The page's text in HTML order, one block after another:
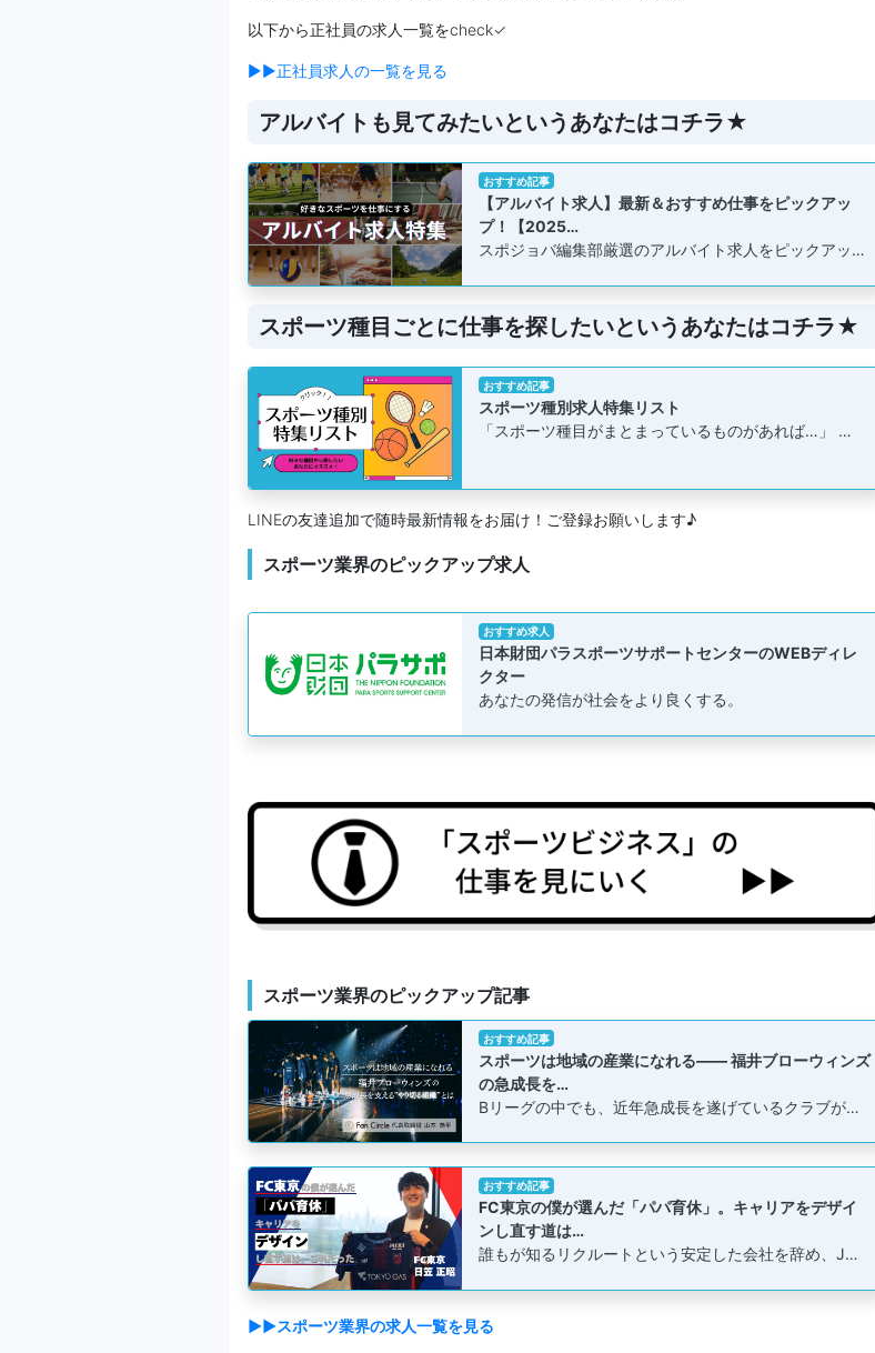
以下から正社員の求人一覧をcheck✓
▶▶正社員求人の一覧を見る
アルバイトも見てみたいというあなたはコチラ★
おすすめ記事
【アルバイト求人】最新＆おすすめ仕事をピックアッ
プ！【2025…
スポジョバ編集部厳選のアルバイト求人をピックアッ…
スポーツ種目ごとに仕事を探したいというあなたはコチラ★
おすすめ記事
スポーツ種別求人特集リスト
「スポーツ種目がまとまっているものがあれば…」 …
LINEの友達追加で随時最新情報をお届け！ご登録お願いします♪
スポーツ業界のピックアップ求人
おすすめ求人
日本財団パラスポーツサポートセンターのWEBディレ
クター
あなたの発信が社会をより良くする。
スポーツ業界のピックアップ記事
おすすめ記事
スポーツは地域の産業になれる―― 福井ブローウィンズ
の急成長を…
Bリーグの中でも、近年急成長を遂げているクラブが…
おすすめ記事
FC東京の僕が選んだ「パパ育休」。キャリアをデザイ
ンし直す道は…
誰もが知るリクルートという安定した会社を辞め、J…
▶▶スポーツ業界の求人一覧を見る